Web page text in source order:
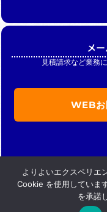
メ
見積請求など業務
WEBお
よりよいエクスペリエ
Cookie を使用していま
を承諾